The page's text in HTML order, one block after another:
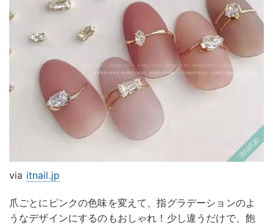
via itnail.jp
爪ごとにピンクの色味を変えて、指グラデーションのよ
うなデザインにするのもおしゃれ！少し違うだけで、飽